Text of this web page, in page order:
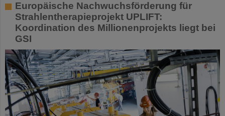
Europäische Nachwuchsförderung für
Strahlentherapieprojekt UPLIFT:
Koordination des Millionenprojekts liegt bei
GSI